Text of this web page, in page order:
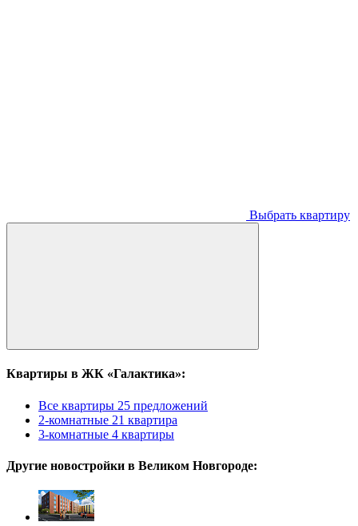
Выбрать квартиру
Квартиры в ЖК «Галактика»:
Все квартиры 25 предложений
2-комнатные 21 квартира
3-комнатные 4 квартиры
Другие новостройки в Великом Новгороде: